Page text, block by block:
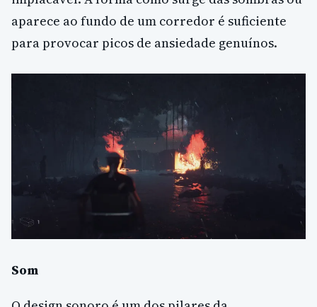
aparece ao fundo de um corredor é suficiente
para provocar picos de ansiedade genuínos.
Som